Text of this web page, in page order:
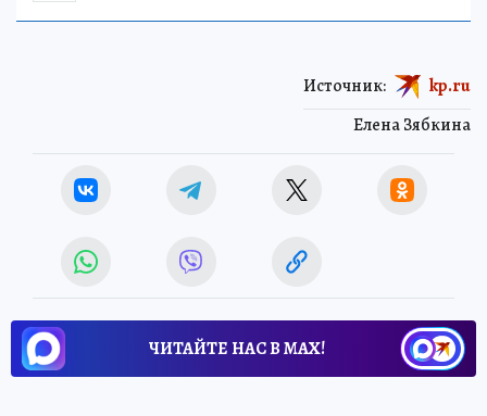
Елена Зябкина
Источник: kp.ru
ЧИТАЙТЕ НАС В МАХ!